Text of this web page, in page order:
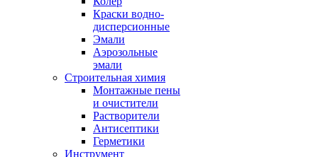
Краски водно-
дисперсионные
Эмали
Аэрозольные
эмали
Строительная химия
Монтажные пены
и очистители
Растворители
Антисептики
Герметики
Инструмент